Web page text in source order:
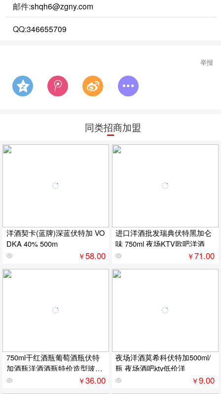
邮件:shqh6@zgny.com
QQ:346655709
举报
同类招商加盟
洋酒契卡(蓝牌)深蓝伏特加 VO
DKA 40% 500m
￥58.00
进口洋酒批发瑞典伏特黑加仑
味 750ml 夜场KTV歌吧洋酒
￥71.00
750ml干红酒瓶葡萄酒瓶伏特
加酒瓶洋酒酒瓶特价造型玻璃
酒瓶
￥36.00
夜场洋酒莫希科伏特加500ml/
瓶 夜场酒吧ktv低价洋
￥9.00